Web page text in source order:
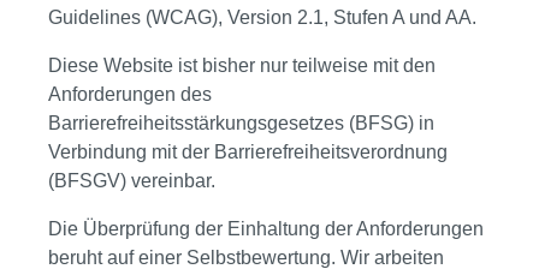
Guidelines (WCAG), Version 2.1, Stufen A und AA.
Diese Website ist bisher nur teilweise mit den
Anforderungen des
Barrierefreiheitsstärkungsgesetzes (BFSG) in
Verbindung mit der Barrierefreiheitsverordnung
(BFSGV) vereinbar.
Die Überprüfung der Einhaltung der Anforderungen
beruht auf einer Selbstbewertung. Wir arbeiten